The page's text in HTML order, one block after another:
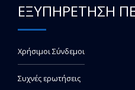
ΕΞΥΠΗΡΕΤΗΣΗ
Χρήσιμοι Σύνδεμοι
Συχνές ερωτήσεις